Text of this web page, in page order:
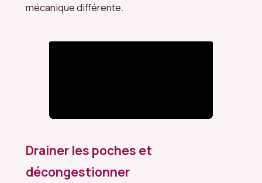
mécanique différente.
Drainer les poches et
décongestionner